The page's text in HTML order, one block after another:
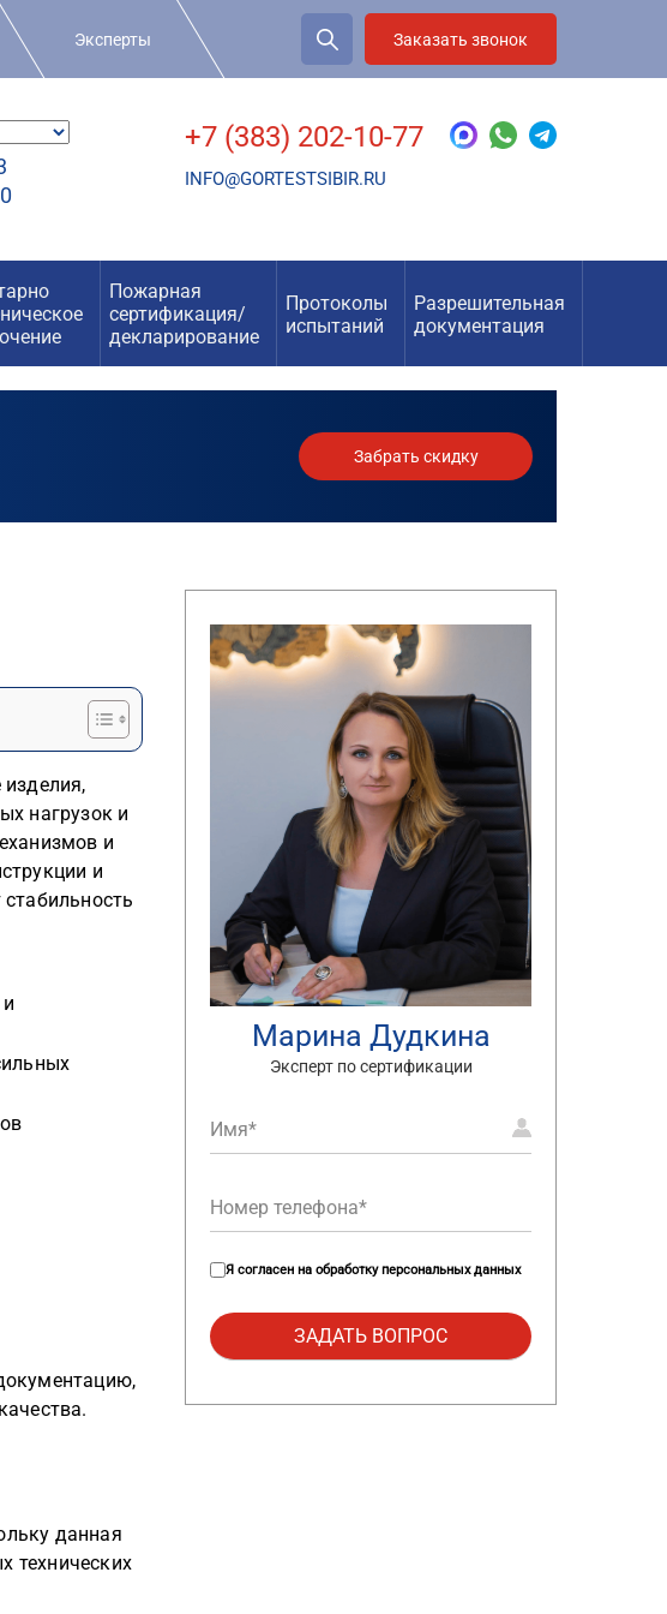
Эксперты Заказать звонок
+7 (383) 202-10-77
INFO@GORTESTSIBIR.RU
Пожарная
сертификация/
декларирование
Протоколы
испытаний
Разрешительная
документация
Забрать скидку
нагрузок и
и
и
данная
технических
Марина Дудкина
Эксперт по сертификации
Я согласен на обработку персональных данных